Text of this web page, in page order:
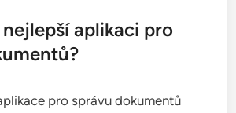
aplikaci pro
pro správu dokumentů